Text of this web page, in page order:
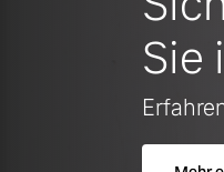
Sie